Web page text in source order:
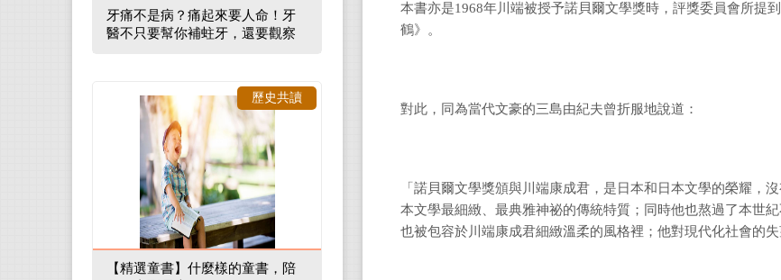
本書亦是1968年川端被授予諾貝爾文學獎時，評獎委員會所提
鶴》。
對此，同為當代文豪的三島由紀夫曾折服地說道：
「諾貝爾文學獎頒與川端康成君，是日本和日本文學的榮耀，
本文學最細緻、最典雅神祕的傳統特質；同時他也熬過了本世
也被包容於川端康成君細緻溫柔的風格裡；他對現代化社會的
牙痛不是病？痛起來要人命！牙
醫不只要幫你補蛀牙，還要觀察
【精選童書】什麼樣的童書，陪
歷史共讀